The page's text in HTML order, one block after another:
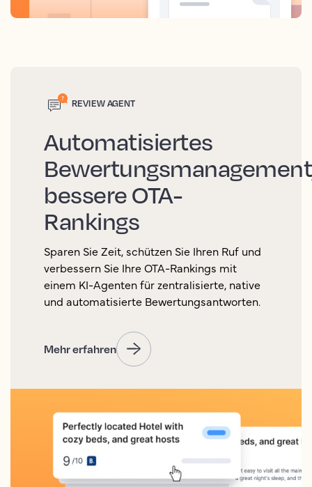
REVIEW AGENT
Automatisiertes
bessere OTA-
Rankings
Sparen Sie Zeit, schützen Sie Ihren Ruf und
verbessern Sie Ihre OTA-Rankings mit
einem KI-Agenten für zentralisierte, native
und automatisierte Bewertungsantworten.
Mehr erfahren